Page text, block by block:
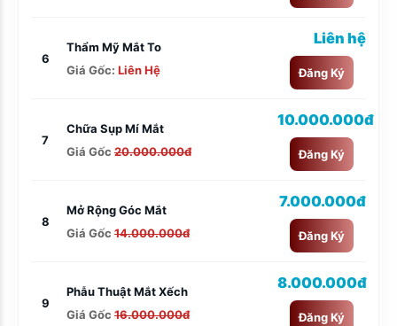
6
Thẩm Mỹ Mắt To
Giá Gốc: Liên Hệ
Liên hệ
Đăng Ký
7
Chữa Sụp Mí Mắt
Giá Gốc 20.000.000đ
10.000.000đ
Đăng Ký
8
Mở Rộng Góc Mắt
Giá Gốc 14.000.000đ
7.000.000đ
Đăng Ký
9
Phẫu Thuật Mắt Xếch
Giá Gốc 16.000.000đ
8.000.000đ
Đăng Ký